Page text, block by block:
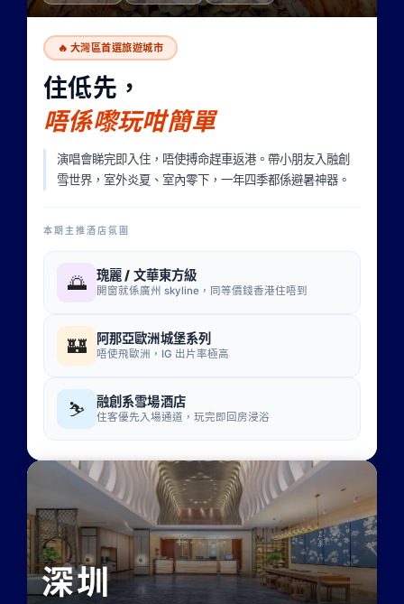
🔥 大灣區首選旅遊城市
住低先，
唔係嚟玩咁簡單
演唱會睇完即入住，唔使搏命趕車返港。帶小朋友入融創
雪世界，室外炎夏、室內零下，一年四季都係避暑神器。
本期主推酒店氛圍
🌅 瑰麗 / 文華東方級
開窗就係廣州 skyline，同等價錢香港住唔到
🏰 阿那亞歐洲城堡系列
唔使飛歐洲，IG 出片率極高
⛷ 融創系雪場酒店
住客優先入場通道，玩完即回房浸浴
深圳